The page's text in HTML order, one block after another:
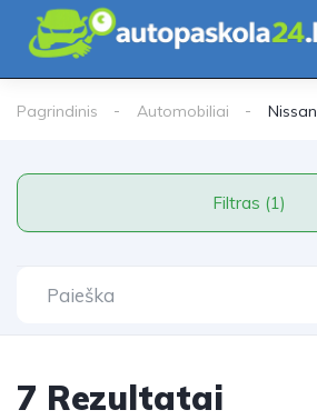
Pagrindinis Automobiliai Nissan
Filtras (1)
7 Rezultatai